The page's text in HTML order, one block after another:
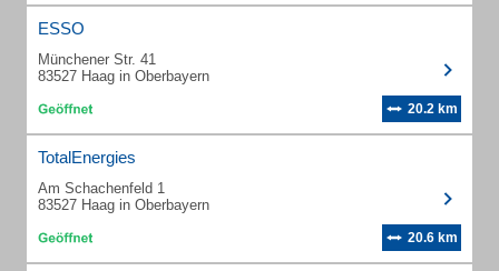
ESSO
Münchener Str. 41
83527 Haag in Oberbayern
20.2 km
TotalEnergies
Am Schachenfeld 1
83527 Haag in Oberbayern
20.6 km